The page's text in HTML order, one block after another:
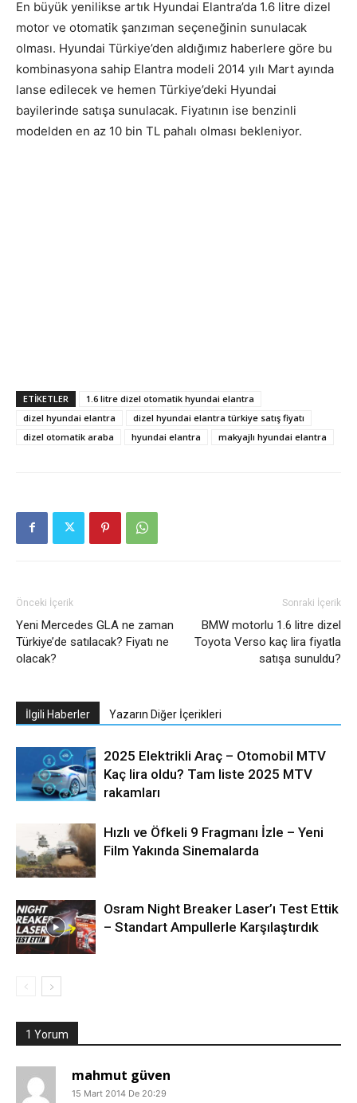
En büyük yenilikse artık Hyundai Elantra’da 1.6 litre dizel
motor ve otomatik şanzıman seçeneğinin sunulacak
olması. Hyundai Türkiye’den aldığımız haberlere göre bu
kombinasyona sahip Elantra modeli 2014 yılı Mart ayında
lanse edilecek ve hemen Türkiye’deki Hyundai
bayilerinde satışa sunulacak. Fiyatının ise benzinli
modelden en az 10 bin TL pahalı olması bekleniyor.
ETIKETLER
1.6 litre dizel otomatik hyundai elantra
dizel hyundai elantra
dizel hyundai elantra türkiye satış fiyatı
dizel otomatik araba
hyundai elantra makyajlı hyundai elantra
Önceki İçerik
Yeni Mercedes GLA ne zaman
Türkiye’de satılacak? Fiyatı ne
olacak?
Sonraki İçerik
BMW motorlu 1.6 litre dizel
Toyota Verso kaç lira fiyatla
satışa sunuldu?
İlgili Haberler Yazarın Diğer İçerikleri
2025 Elektrikli Araç – Otomobil MTV
Kaç lira oldu? Tam liste 2025 MTV
rakamları
Hızlı ve Öfkeli 9 Fragmanı İzle – Yeni
Film Yakında Sinemalarda
Osram Night Breaker Laser’ı Test Ettik
– Standart Ampullerle Karşılaştırdık
1 Yorum
mahmut güven
15 Mart 2014 De 20:29